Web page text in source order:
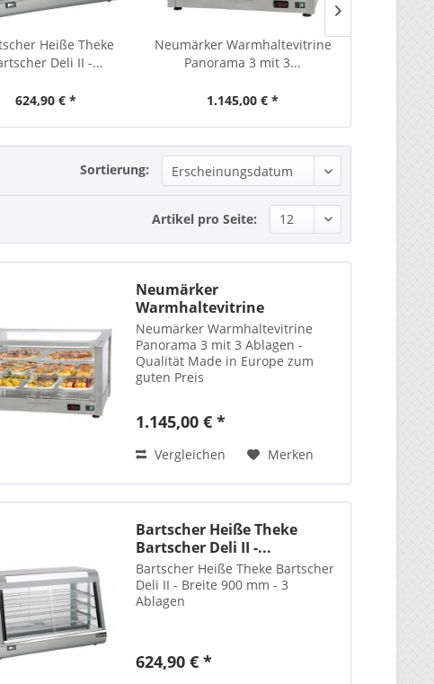
Heiße Theke
Deli II -...
624,90 € *
Neumärker Warmhaltevitrine
Panorama 3 mit 3...
1.145,00 € *
Sortierung:
Artikel pro Seite:
Neumärker
Warmhaltevitrine
Panorama 3 mit 3...
Neumärker Warmhaltevitrine
Panorama 3 mit 3 Ablagen -
Qualität Made in Europe zum
guten Preis
1.145,00 € *
Vergleichen Merken
Bartscher Heiße Theke
Bartscher Deli II -...
Bartscher Heiße Theke Bartscher
Deli II - Breite 900 mm - 3
Ablagen
624,90 € *